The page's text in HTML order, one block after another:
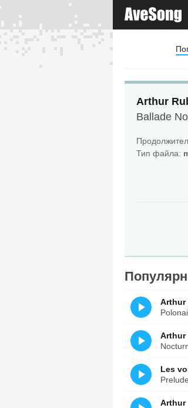
Arthur
Ballade
Тип файла:
Arthur
Arthur
Les
Arthur